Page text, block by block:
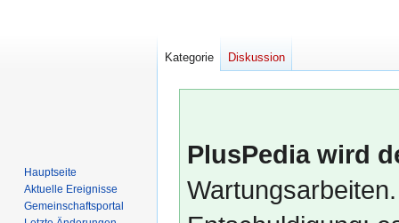
PlusPedia wird
Kategorie Diskussion
Hauptseite
Aktuelle Ereignisse
Gemeinschafts­portal